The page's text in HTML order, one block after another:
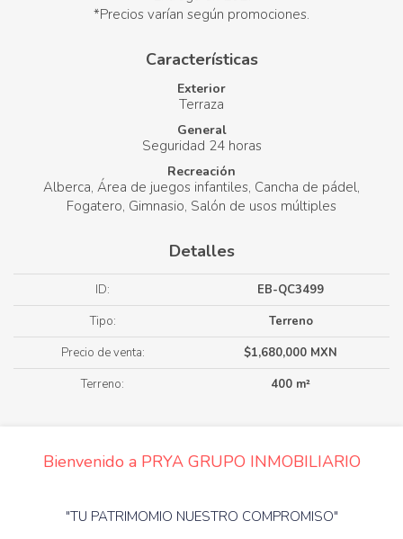
*Precios varían según promociones.
Características
Exterior
Terraza
General
Seguridad 24 horas
Recreación
Alberca Área de juegos infantiles Cancha de pádel
Fogatero Gimnasio Salón de usos múltiples
Detalles
ID:
EB-QC3499
Tipo:
Terreno
Precio de venta:
$1,680,000 MXN
Terreno:
400 m²
Bienvenido a PRYA GRUPO INMOBILIARIO
"TU PATRIMOMIO NUESTRO COMPROMISO"